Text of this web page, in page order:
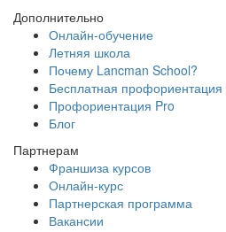
Дополнительно
Онлайн-обучение
Летняя школа
Почему Lancman School?
Бесплатная профориентация
Профориентация Pro
Блог
Партнерам
Франшиза курсов
Онлайн-курс
Партнерская программа
Вакансии